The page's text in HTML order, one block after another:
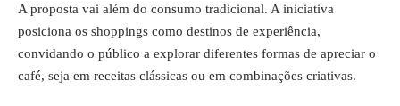
A proposta vai além do consumo tradicional. A iniciativa
posiciona os shoppings como destinos de experiência,
convidando o público a explorar diferentes formas de apreciar o
café, seja em receitas clássicas ou em combinações criativas.